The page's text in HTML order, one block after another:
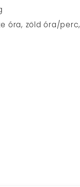
óra, zöld óra/